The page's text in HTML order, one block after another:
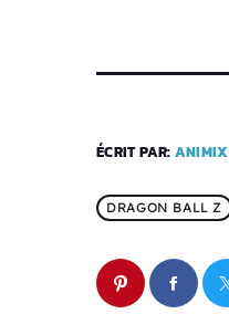
ÉCRIT PAR: ANIMIX
DRAGON BALL Z